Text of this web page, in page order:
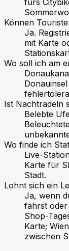
fürs
Können
Ja.
mit Karte
Wo soll ich am
Ist Nachtradeln
Belebte
Wo finde ich
Live-
Karte für
Stadt.
Lohnt sich ein
Ja, wenn
fährst
Shop-
Karte;
zwischen